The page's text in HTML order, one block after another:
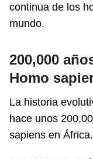
continua de los
mundo.
200,000
Homo
La historia
hace unos
sapiens en África.